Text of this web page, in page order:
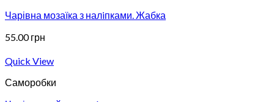
Чарівна мозаїка з налiпками. Жабка
55.00грн
Quick View
Саморобки